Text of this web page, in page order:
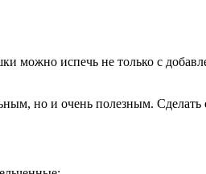
испечь не только с
но и очень полезным.